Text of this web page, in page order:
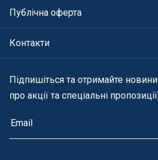
Публічна оферта
Контакти
Підпишіться та отримайте новини
про акції та спеціальні пропозиції